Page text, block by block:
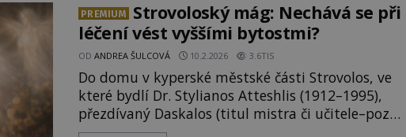
PREMIUM
Strovoloský mág: Nechává se při
léčení vést vyššími bytostmi?
ODANDREA ŠULCOVÁ 10.2.2026 3.6TIS
Do domu v kyperské městské části Strovolos, ve
které bydlí Dr. Stylianos Atteshlis (1912–1995),
přezdívaný Daskalos (titul mistra či učitele–pozn.
red.) přichází upocená žena s lahví alkoholu v